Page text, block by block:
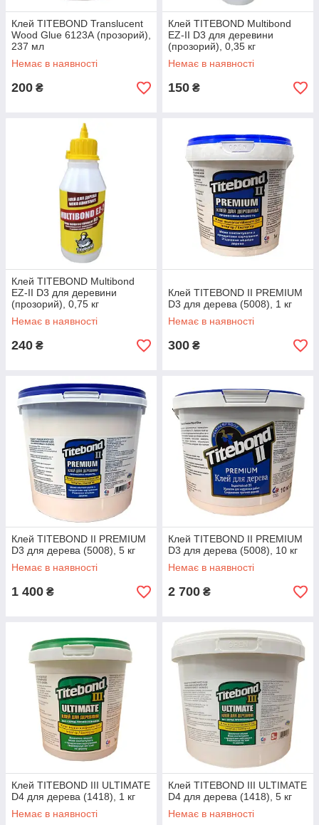
Клей TITEBOND Translucent
Wood Glue 6123А (прозорий),
237 мл
Немає в наявності
200 ₴
Клей TITEBOND Multibond
EZ-ІІ D3 для деревини
(прозорий), 0,35 кг
Немає в наявності
150 ₴
Клей TITEBOND Multibond
EZ-ІІ D3 для деревини
(прозорий), 0,75 кг
Немає в наявності
240 ₴
Клей TITEBOND II PREMIUM
D3 для дерева (5008), 1 кг
Немає в наявності
300 ₴
Клей TITEBOND II PREMIUM
D3 для дерева (5008), 5 кг
Немає в наявності
1 400 ₴
Клей TITEBOND II PREMIUM
D3 для дерева (5008), 10 кг
Немає в наявності
2 700 ₴
Клей TITEBOND III ULTIMATE
D4 для дерева (1418), 1 кг
Немає в наявності
Клей TITEBOND III ULTIMATE
D4 для дерева (1418), 5 кг
Немає в наявності